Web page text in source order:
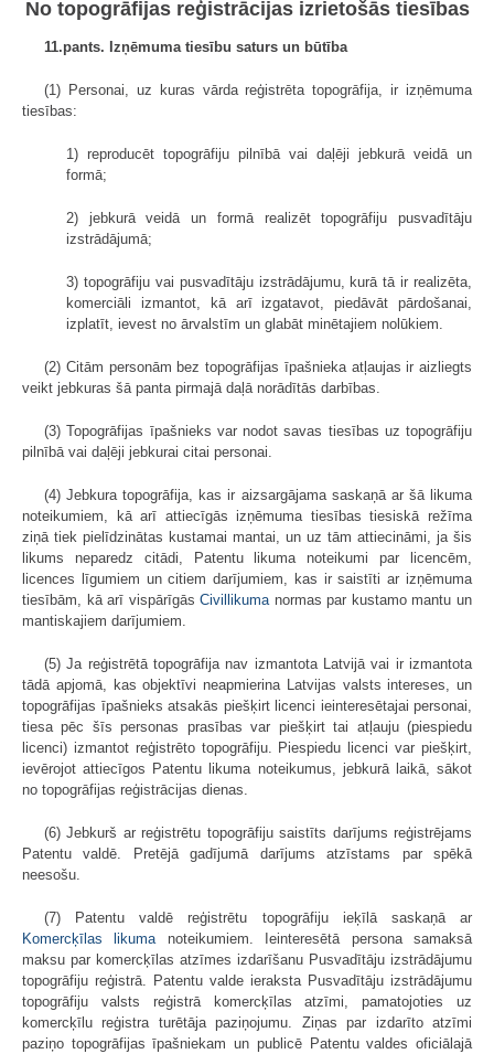
No topogrāfijas reģistrācijas izrietošās tiesības
11.pants. Izņēmuma tiesību saturs un būtība
(1) Personai, uz kuras vārda reģistrēta topogrāfija, ir izņēmuma
tiesības:
1) reproducēt topogrāfiju pilnībā vai daļēji jebkurā veidā un
formā;
2) jebkurā veidā un formā realizēt topogrāfiju pusvadītāju
izstrādājumā;
3) topogrāfiju vai pusvadītāju izstrādājumu, kurā tā ir realizēta,
komerciāli izmantot, kā arī izgatavot, piedāvāt pārdošanai,
izplatīt, ievest no ārvalstīm un glabāt minētajiem nolūkiem.
(2) Citām personām bez topogrāfijas īpašnieka atļaujas ir aizliegts
veikt jebkuras šā panta pirmajā daļā norādītās darbības.
(3) Topogrāfijas īpašnieks var nodot savas tiesības uz topogrāfiju
pilnībā vai daļēji jebkurai citai personai.
(4) Jebkura topogrāfija, kas ir aizsargājama saskaņā ar šā likuma
noteikumiem, kā arī attiecīgās izņēmuma tiesības tiesiskā režīma
ziņā tiek pielīdzinātas kustamai mantai, un uz tām attiecināmi, ja šis
likums neparedz citādi, Patentu likuma noteikumi par licencēm,
licences līgumiem un citiem darījumiem, kas ir saistīti ar izņēmuma
tiesībām, kā arī vispārīgāsCivillikumanormas par kustamo mantu un
mantiskajiem darījumiem.
(5) Ja reģistrētā topogrāfija nav izmantota Latvijā vai ir izmantota
tādā apjomā, kas objektīvi neapmierina Latvijas valsts intereses, un
topogrāfijas īpašnieks atsakās piešķirt licenci ieinteresētajai personai,
tiesa pēc šīs personas prasības var piešķirt tai atļauju (piespiedu
licenci) izmantot reģistrēto topogrāfiju. Piespiedu licenci var piešķirt,
ievērojot attiecīgos Patentu likuma noteikumus, jebkurā laikā, sākot
no topogrāfijas reģistrācijas dienas.
(6) Jebkurš ar reģistrētu topogrāfiju saistīts darījums reģistrējams
Patentu valdē. Pretējā gadījumā darījums atzīstams par spēkā
neesošu.
(7) Patentu valdē reģistrētu topogrāfiju ieķīlā saskaņā ar
Komercķīlas likumanoteikumiem. Ieinteresētā persona samaksā
maksu par komercķīlas atzīmes izdarīšanu Pusvadītāju izstrādājumu
topogrāfiju reģistrā. Patentu valde ieraksta Pusvadītāju izstrādājumu
topogrāfiju valsts reģistrā komercķīlas atzīmi, pamatojoties uz
komercķīlu reģistra turētāja paziņojumu. Ziņas par izdarīto atzīmi
paziņo topogrāfijas īpašniekam un publicē Patentu valdes oficiālajā